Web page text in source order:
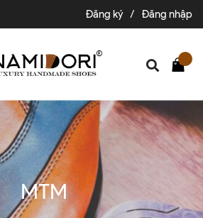
Đăng ký / Đăng nhập
MTM